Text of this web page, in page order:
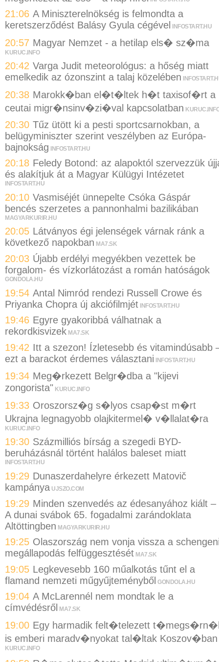
21:06 A Miniszterelnökség is felmondta a
keretszerződést Balásy Gyula cégével
INFOSTART.HU
20:57 Magyar Nemzet - a hetilap els� sz�ma
KURUC.INFO
20:42 Varga Judit meteorológus: a hőség miatt
emelkedik az ózonszint a talaj közelében
20:38 Marokk�ban el�t�ltek h�t taxisof�rt a
ceutai migr�nsinv�zi�val kapcsolatban
20:30 Tűz ütött ki a pesti sportcsarnokban, a
belügyminiszter szerint veszélyben az Európa-
bajnokság INFOSTART.HU
20:18 Feledy Botond: az alapoktól szervezzük
és alakítjuk át a Magyar Külügyi Intézetet
INFOSTART.HU
20:10 Vasmiséjét ünnepelte Csóka Gáspár
bencés szerzetes a pannonhalmi bazilikában
MAGYARKURIR.HU
20:05 Látványos égi jelenségek várnak ránk a
következő napokban MA7.SK
20:03 Újabb erdélyi megyékben vezettek be
forgalom- és vízkorlátozást a román hatóságok
GONDOLA.HU
19:54 Antal Nimród rendezi Russell Crowe és
Priyanka Chopra új akciófilmjét INFOSTART.HU
19:46 Egyre gyakoribbá válhatnak a
rekordkisvizek MA7.SK
19:42 Itt a szezon! Ízletesebb és vitamindúsabb
ezt a barackot érdemes választani INFOSTART.HU
19:34 Meg�rkezett Belgr�dba a "kijevi
zongorista" KURUC.INFO
19:33 Oroszorsz�g s�lyos csap�st m�rt
Ukrajna legnagyobb olajkitermel� v�llalat�ra
KURUC.INFO
19:30 Százmilliós bírság a szegedi BYD-
beruházásnál történt halálos baleset miatt
INFOSTART.HU
19:29 Dunaszerdahelyre érkezett Matovič
kampánya UJSZO.COM
19:29 Minden szenvedés az édesanyához kiált –
A dunai svábok 65. fogadalmi zarándoklata
Altöttingben MAGYARKURIR.HU
19:25 Olaszország nem vonja vissza a
megállapodás felfüggesztését MA7.SK
19:05 Legkevesebb 160 műalkotás tűnt el a
flamand nemzeti műgyűjteményből GONDOLA.HU
19:04 A McLarennél nem mondtak le a
címvédésről
MA7.SK
19:00 Egy harmadik felt�telezett
is emberi maradv�nyokat tal�ltak Koszov�ban
KURUC.INFO